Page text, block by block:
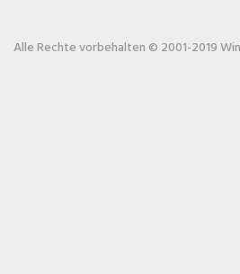
Alle Rechte vorbehalten © 2001-2019